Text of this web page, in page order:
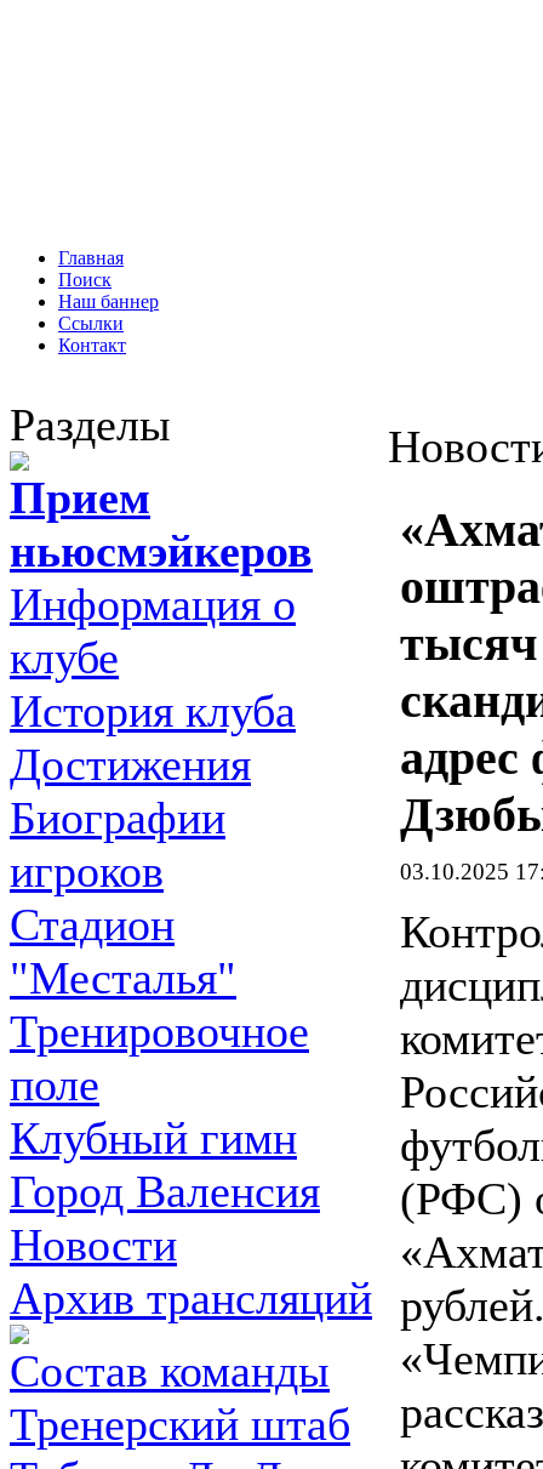
Главная
Поиск
Наш баннер
Ссылки
Контакт
Разделы
Прием
ньюсмэйкеров
Информация о
клубе
История клуба
Достижения
Биографии
игроков
Стадион
"Месталья"
Тренировочное
поле
Клубный гимн
Город Валенсия
Новости
Архив трансляций
Состав команды
Тренерский штаб
тысяч
адрес
03.10.2025
(РФС)